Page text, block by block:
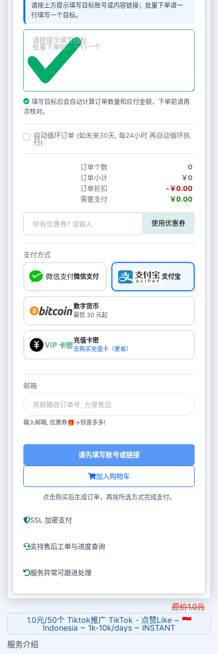
请按上方提示填写目标账号或内容链接；批量下单请一
行填写一个目标。
填写目标后会自动计算订单数量和应付金额，下单前请再
次核对。
自动循环订单 (如未来30天, 每24小时 再自动循环执
行)
订单个数
0
订单小计
￥0
订单折扣
-￥0.00
需要支付
￥0.00
使用优惠券
支付方式
微信支付 支付宝
数字货币
最低 30 元起
充值卡密
去购买充值卡（更省）
邮箱
输入邮箱, 优惠券🎁->惊喜多多!
加入购物车
请先填写账号或链接
点击购买后生成订单，再按所选方式完成支付。
SSL 加密支付
支持售后工单与进度查询
服务异常可跟进处理
原价1.0元
1.0元/50个 Tiktok推广 TikTok - 点赞Like ~ 🇮🇩
Indonesia ~ 1k-10k/days ~ INSTANT
服务介绍